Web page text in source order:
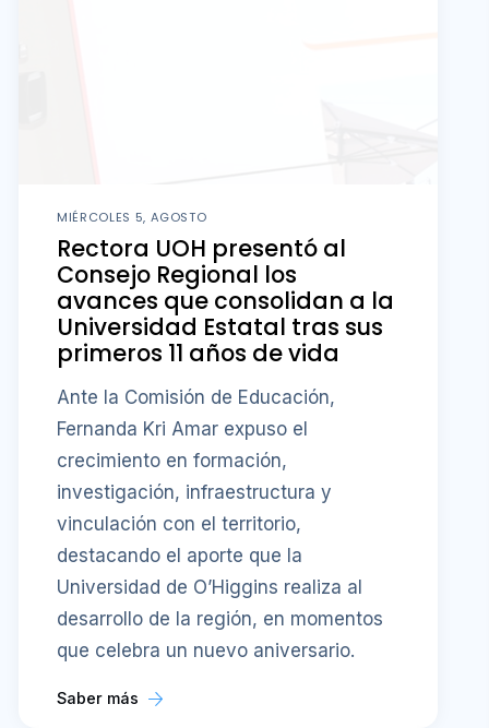
MIÉRCOLES 5, AGOSTO
Rectora UOH presentó al
Consejo Regional los
avances que consolidan a la
Universidad Estatal tras sus
primeros 11 años de vida
Ante la Comisión de Educación,
Fernanda Kri Amar expuso el
crecimiento en formación,
investigación, infraestructura y
vinculación con el territorio,
destacando el aporte que la
Universidad de O’Higgins realiza al
desarrollo de la región, en momentos
que celebra un nuevo aniversario.
Saber más